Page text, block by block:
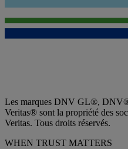
Les marques DNV GL®,
Veritas® sont la propriété des
Veritas. Tous droits réservés.
WHEN TRUST MATTERS